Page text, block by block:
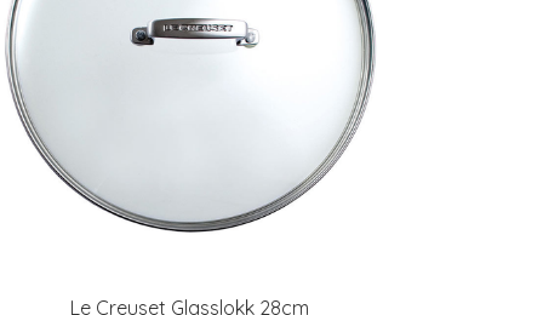
Le Creuset Glasslokk 28cm